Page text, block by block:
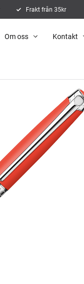
Frakt från 35kr
Om oss Kontakt